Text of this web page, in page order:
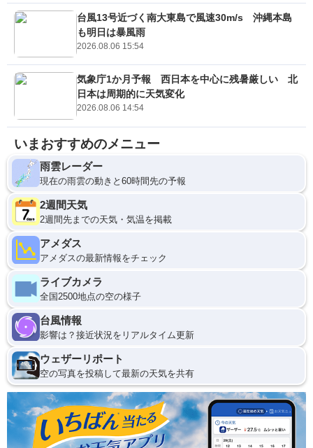
台風13号近づく南大東島で風速30m/s 沖縄本島
も明日は暴風雨
2026.08.06 15:54
気象庁1か月予報 西日本を中心に残暑厳しい 北
日本は周期的に天気変化
2026.08.06 14:54
いまおすすめのメニュー
雨雲レーダー
現在の雨雲の動きと60時間先の予報
2週間天気
2週間先までの天気・気温を掲載
アメダス
アメダスの最新情報をチェック
ライブカメラ
全国2500地点の空の様子
台風情報
影響は？接近状況をリアルタイム更新
ウェザーリポート
空の写真を投稿して最新の天気を共有